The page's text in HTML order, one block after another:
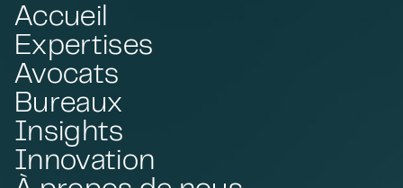
Accueil
Expertises
Avocats
Bureaux
Insights
Innovation